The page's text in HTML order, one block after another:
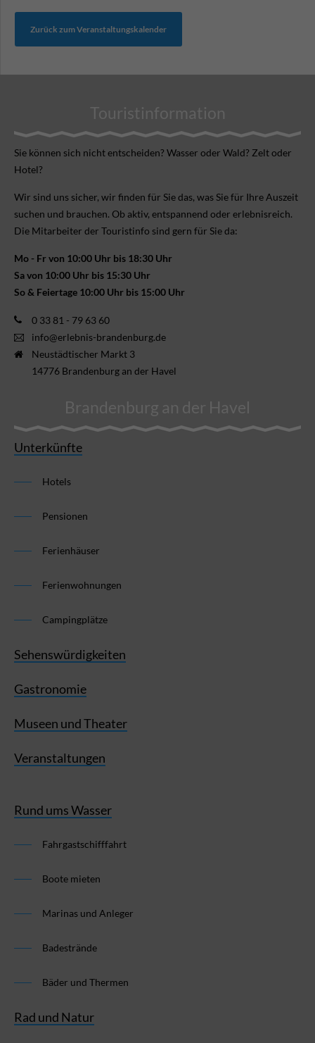
Zurück zum Veranstaltungskalender
Touristinformation
Sie können sich nicht ent­scheiden? Wasser oder Wald? Zelt oder
Hotel?
Wir sind uns sicher, wir finden für Sie das, was Sie für Ihre Aus­zeit
suchen und brauchen. Ob aktiv, ent­spannend oder erlebnis­reich.
Die Mitarbeiter der Touristinfo sind gern für Sie da:
Mo - Fr von 10:00 Uhr bis 18:30 Uhr
Sa von 10:00 Uhr bis 15:30 Uhr
So & Feiertage 10:00 Uhr bis 15:00 Uhr
0 33 81 - 79 63 60
info@erlebnis-brandenburg.de
Neustädtischer Markt 3
14776 Brandenburg an der Havel
Brandenburg an der Havel
Unterkünfte
Hotels
Pensionen
Ferienhäuser
Ferienwohnungen
Campingplätze
Sehenswürdigkeiten
Gastronomie
Museen und Theater
Veranstaltungen
Rund ums Wasser
Fahrgastschifffahrt
Boote mieten
Marinas und Anleger
Badestrände
Bäder und Thermen
Rad und Natur